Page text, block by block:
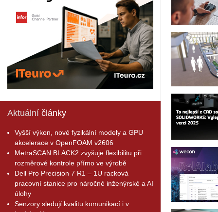
Aktuální články
Vyšší výkon, nové fyzikální modely a GPU
akcelerace v OpenFOAM v2606
MetraSCAN BLACK2 zvyšuje flexibilitu při
rozměrové kontrole přímo ve výrobě
Dell Pro Precision 7 R1 – 1U racková
pracovní stanice pro náročné inženýrské a AI
úlohy
Senzory sledují kvalitu komunikací i v